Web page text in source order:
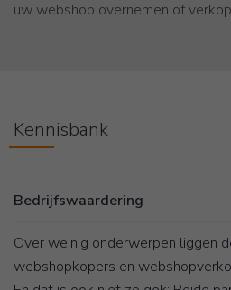
uw webshop overnemen of
Kennisbank
Bedrijfswaardering
Over weinig onderwerpen liggen
webshopkopers en